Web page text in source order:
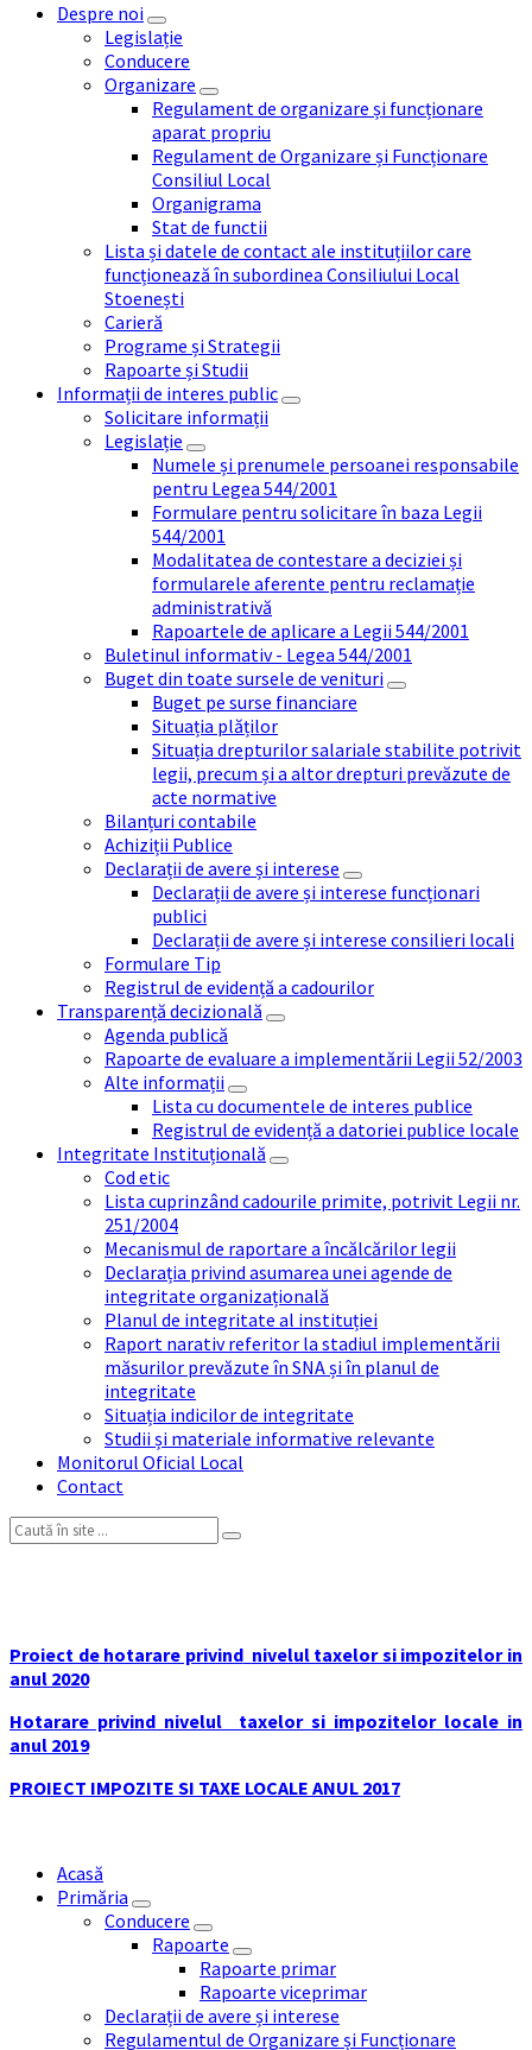
Despre noi
Legislație
Conducere
Organizare
Regulament de organizare și funcționare
aparat propriu
Regulament de Organizare și Funcționare
Consiliul Local
Organigrama
Stat de functii
Lista și datele de contact ale instituțiilor care
funcționează în subordinea Consiliului Local
Stoenești
Carieră
Programe și Strategii
Rapoarte și Studii
Informații de interes public
Solicitare informații
Legislație
Numele și prenumele persoanei responsabile
pentru Legea 544/2001
Formulare pentru solicitare în baza Legii
544/2001
Modalitatea de contestare a deciziei și
formularele aferente pentru reclamație
administrativă
Rapoartele de aplicare a Legii 544/2001
Buletinul informativ - Legea 544/2001
Buget din toate sursele de venituri
Buget pe surse financiare
Situația plăților
Situația drepturilor salariale stabilite potrivit
legii, precum și a altor drepturi prevăzute de
acte normative
Bilanțuri contabile
Achiziții Publice
Declarații de avere și interese
Declarații de avere și interese funcționari
publici
Declarații de avere și interese consilieri locali
Formulare Tip
Registrul de evidență a cadourilor
Transparență decizională
Agenda publică
Rapoarte de evaluare a implementării Legii 52/2003
Alte informații
Lista cu documentele de interes publice
Registrul de evidență a datoriei publice locale
Integritate Instituțională
Cod etic
Lista cuprinzând cadourile primite, potrivit Legii nr.
251/2004
Mecanismul de raportare a încălcărilor legii
Declarația privind asumarea unei agende de
integritate organizațională
Planul de integritate al instituției
Raport narativ referitor la stadiul implementării
măsurilor prevăzute în SNA și în planul de
integritate
Situația indicilor de integritate
Studii și materiale informative relevante
Monitorul Oficial Local
Contact
Search:
Proiect de hotarare privind nivelul taxelor si impozitelor in
anul 2020
Hotarare privind nivelul
taxelor si impozitelor locale in
anul 2019
PROIECT IMPOZITE SI TAXE LOCALE ANUL 2017
Acasă
Primăria
Conducere
Rapoarte
Rapoarte primar
Rapoarte viceprimar
Declarații de avere și interese
Regulamentul de Organizare și Funcționare